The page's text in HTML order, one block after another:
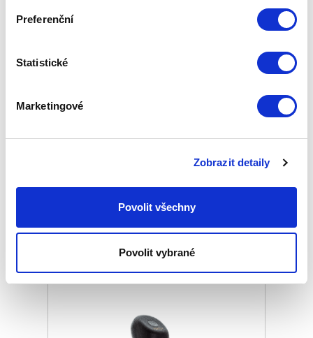
Preferenční
Statistické
Marketingové
Zobrazit detaily
Povolit všechny
Povolit vybrané
ZEPTER VacSy